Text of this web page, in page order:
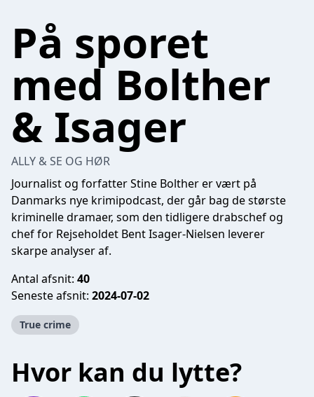
På sporet
med Bolther
& Isager
ALLY & SE OG HØR
Journalist og forfatter Stine Bolther er vært på
Danmarks nye krimipodcast, der går bag de største
kriminelle dramaer, som den tidligere drabschef og
chef for Rejseholdet Bent Isager-Nielsen leverer
skarpe analyser af.
Antal afsnit: 40
Seneste afsnit: 2024-07-02
True crime
Hvor kan du lytte?